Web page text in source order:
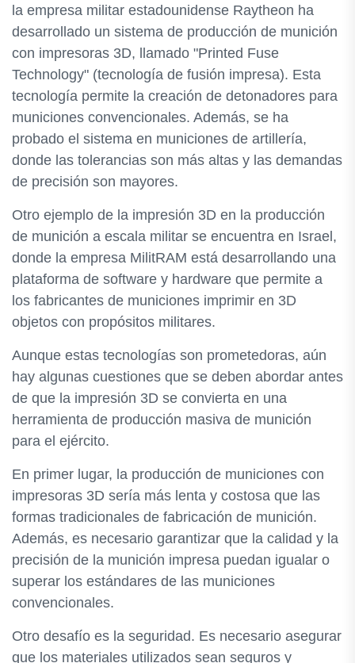
la empresa militar estadounidense Raytheon ha
desarrollado un sistema de producción de munición
con impresoras 3D, llamado "Printed Fuse
Technology" (tecnología de fusión impresa). Esta
tecnología permite la creación de detonadores para
municiones convencionales. Además, se ha
probado el sistema en municiones de artillería,
donde las tolerancias son más altas y las demandas
de precisión son mayores.
Otro ejemplo de la impresión 3D en la producción
de munición a escala militar se encuentra en Israel,
donde la empresa MilitRAM está desarrollando una
plataforma de software y hardware que permite a
los fabricantes de municiones imprimir en 3D
objetos con propósitos militares.
Aunque estas tecnologías son prometedoras, aún
hay algunas cuestiones que se deben abordar antes
de que la impresión 3D se convierta en una
herramienta de producción masiva de munición
para el ejército.
En primer lugar, la producción de municiones con
impresoras 3D sería más lenta y costosa que las
formas tradicionales de fabricación de munición.
Además, es necesario garantizar que la calidad y la
precisión de la munición impresa puedan igualar o
superar los estándares de las municiones
convencionales.
Otro desafío es la seguridad. Es necesario asegurar
que los materiales utilizados sean seguros y